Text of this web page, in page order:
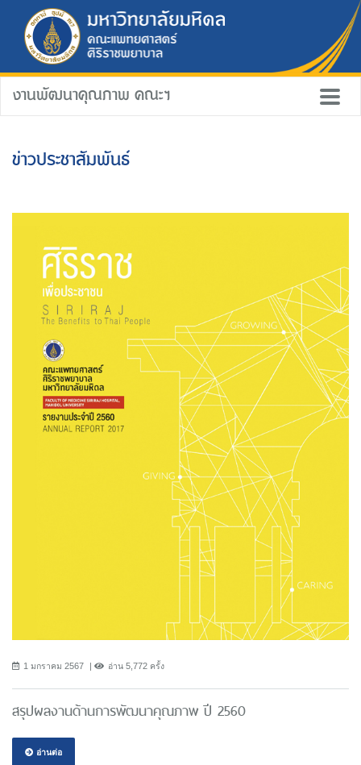
งานพัฒนาคุณภาพ คณะฯ
ข่าวประชาสัมพันธ์
1 มกราคม 2567 อ่าน 5,772 ครั้ง
สรุปผลงานด้านการพัฒนาคุณภาพ ปี 2560
อ่านต่อ